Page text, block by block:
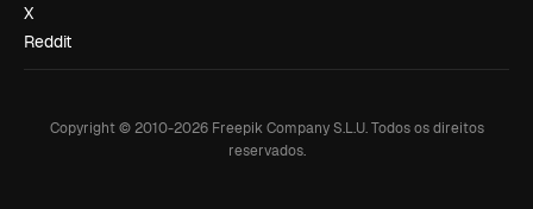
X
Reddit
Copyright © 2010-2026Freepik Company S.L.U. Todos os direitos
reservados.